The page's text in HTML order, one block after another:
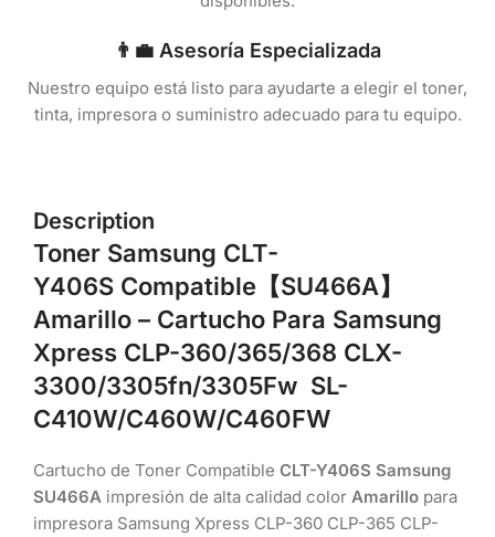
👨‍💼 Asesoría Especializada
Nuestro equipo está listo para ayudarte a elegir el toner,
tinta, impresora o suministro adecuado para tu equipo.
Description
Toner Samsung CLT-
Y406S Compatible 【SU466A】
Amarillo – Cartucho Para Samsung
Xpress CLP-360/365/368 CLX-
3300/3305fn/3305Fw SL-
C410W/C460W/C460FW
Cartucho de Toner Compatible CLT-Y406S Samsung
SU466A impresión de alta calidad color Amarillo para
impresora Samsung Xpress CLP-360 CLP-365 CLP-